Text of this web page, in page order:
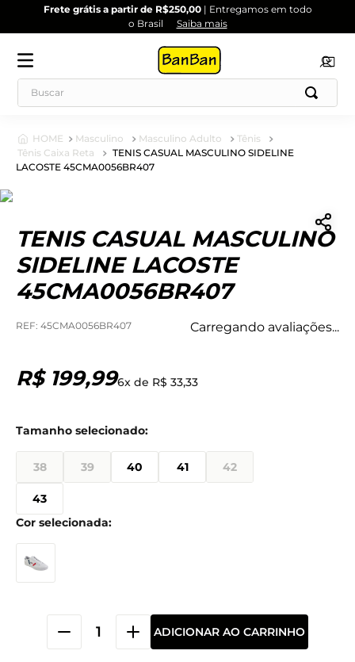
Frete grátis a partir de R$250,00| Entregamos em todo
o Brasil
Saiba mais
Masculino Masculino Adulto
Tênis
Tênis Caixa Reta
TENIS CASUAL MASCULINO SIDELINE
LACOSTE 45CMA0056BR407
TENIS CASUAL MASCULINO
SIDELINE LACOSTE
45CMA0056BR407
: 45CMA0056BR407 Carregando avaliações...
R$ 199,996x de R$ 33,33
38 39 40 41 42
43
ADICIONAR AO CARRINHO